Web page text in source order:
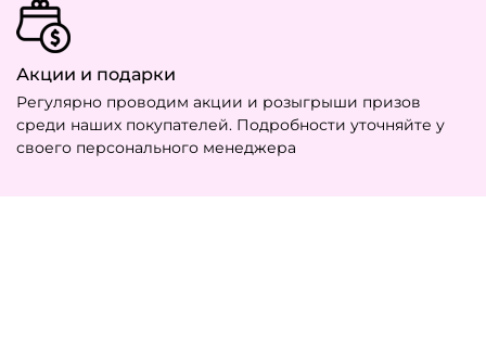
Акции и подарки
Регулярно проводим акции и розыгрыши призов
среди наших покупателей. Подробности уточняйте у
своего персонального менеджера